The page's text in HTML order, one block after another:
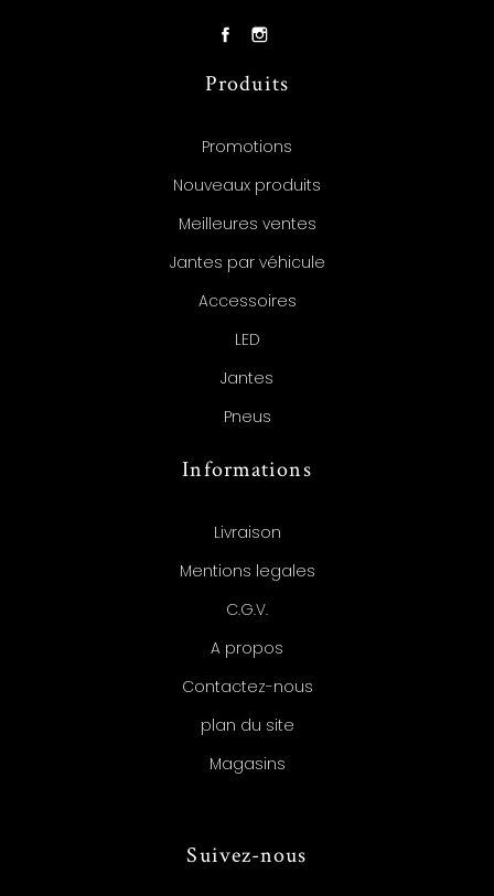
Produits
Promotions
Nouveaux produits
Meilleures ventes
Jantes par véhicule
Accessoires
LED
Jantes
Pneus
Informations
Livraison
Mentions legales
C.G.V.
A propos
Contactez-nous
plan du site
Magasins
Suivez-nous